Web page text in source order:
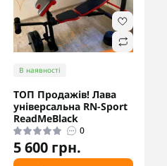
В наявності
ТОП Продажів! Лава
універсальна RN-Sport
ReadMeBlack
0
5 600 грн.